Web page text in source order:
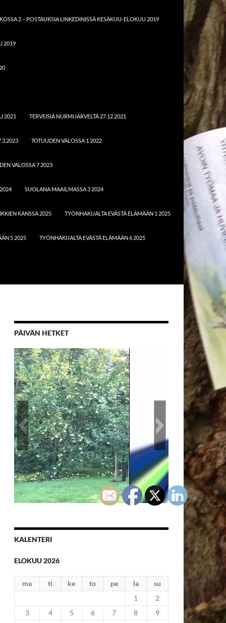
2 – POSTAUKSIA LINKEDINISSÄ KESÄKUU-ELOKUU 2019
2019
2021 TERVEISIÄ NURMIJÄRVELTÄ 27.12.2021
TOTUUDEN VALOSSA 1 2022
VALOSSA 7 2023
SUOLANA MAAILMASSA 3 2024
KANSSA 2025 TYÖNHAKIJALTA EVÄSTÄ ELÄMÄÄN 1 2025
5 2025 TYÖNHAKIJALTA EVÄSTÄ ELÄMÄÄN 6 2025
PÄIVÄN HETKET
Hyvässä maassa kasvaa
KALENTERI
ELOKUU 2026
ma ti ke to pe la
su
1
2
3
4 5 6 7 8
9